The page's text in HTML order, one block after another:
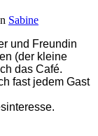
Sabine
und Freundin
(der kleine
das Café.
fast jedem Gast